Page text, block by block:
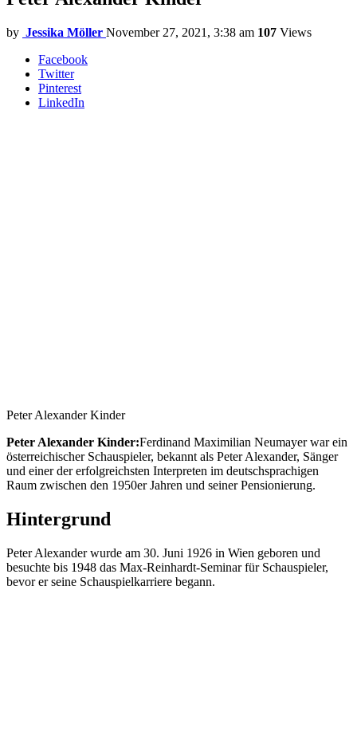
by Jessika Möller November 27, 2021, 3:38 am 107 Views
Facebook
Twitter
Pinterest
LinkedIn
Peter Alexander Kinder
Peter Alexander Kinder:Ferdinand Maximilian Neumayer war ein
österreichischer Schauspieler, bekannt als Peter Alexander, Sänger
und einer der erfolgreichsten Interpreten im deutschsprachigen
Raum zwischen den 1950er Jahren und seiner Pensionierung.
Hintergrund
Peter Alexander wurde am 30. Juni 1926 in Wien geboren und
besuchte bis 1948 das Max-Reinhardt-Seminar für Schauspieler,
bevor er seine Schauspielkarriere begann.